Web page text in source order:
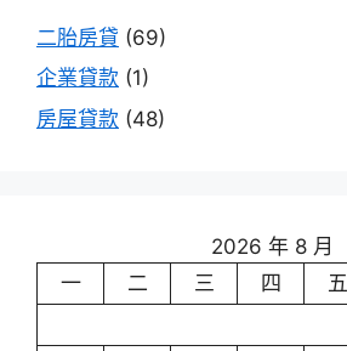
二胎房貸 (69)
企業貸款 (1)
房屋貸款 (48)
2026 年 8 月
一
二 三 四 五